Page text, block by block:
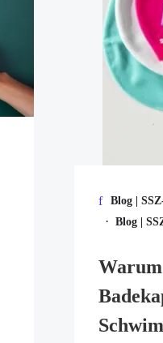
Blog |
· Blog |